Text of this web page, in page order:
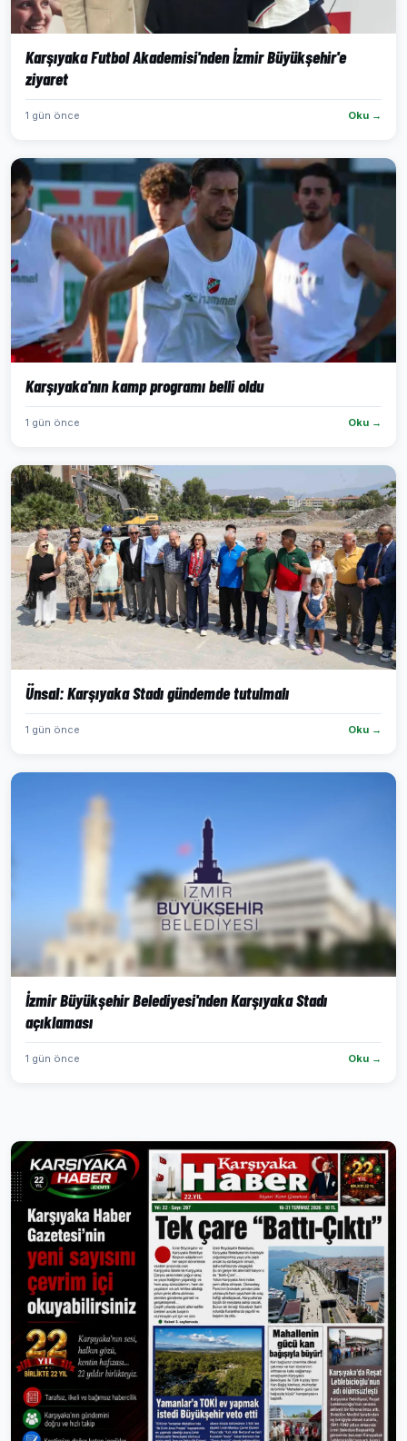
Karşıyaka Futbol Akademisi'nden İzmir Büyükşehir'e
ziyaret
1 gün önce Oku →
Karşıyaka'nın kamp programı belli oldu
1 gün önce Oku →
Ünsal: Karşıyaka Stadı gündemde tutulmalı
1 gün önce Oku →
İzmir Büyükşehir Belediyesi'nden Karşıyaka Stadı
açıklaması
1 gün önce Oku →